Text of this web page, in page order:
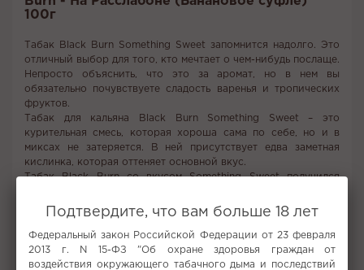
100г
Табак Black Burn Something Sweet запомнится надолго. Это
отличный выбор для того, кто мечтает о чем-нибудь послаще.
Непросто объяснить, что это за аромат, но в нем вы
обязательно почувствуете сладость варенья и тропических
фруктов.
Табак для кальяна Black Burn Something Sweet – это
курительная смесь, которая хороша сама по себе, но и в
миксах не затеряется. В ней присутствует едва заметная
кислинка, которая оттеняет основной вкус.
Табак Black Burn со вкусом Something Sweet получился
Вкус: Банан, Десерт
Все вкусы табака для кальяна Burn
Подтвердите, что вам больше 18 лет
Федеральный закон Российской Федерации от 23 февраля
2013 г. N 15-ФЗ "Об охране здоровья граждан от
воздействия окружающего табачного дыма и последствий